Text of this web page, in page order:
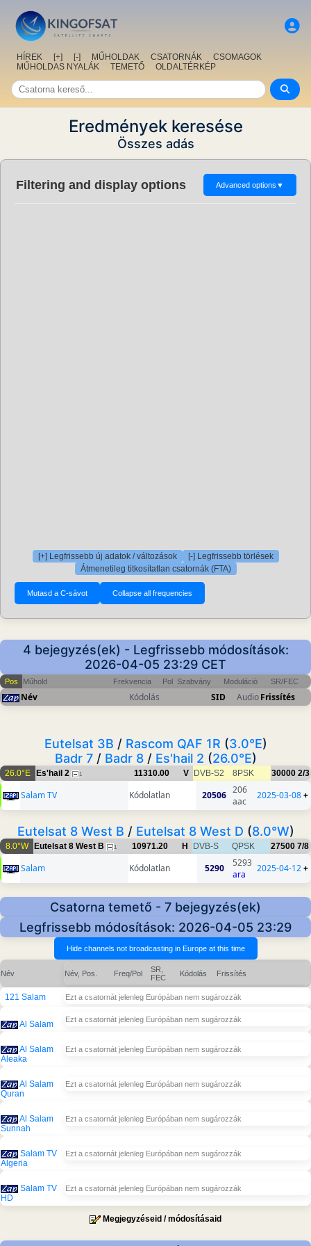
HÍREK [+] [-] MŰHOLDAK CSATORNÁK
CSOMAGOK
MŰHOLDAS NYALÁK
TEMETŐ OLDALTÉRKÉP
Eredmények keresése
Összes adás
Filtering and display options Advanced options ▼
[+] Legfrissebb új adatok / változások
[-] Legfrissebb törlések
Átmenetileg titkosítatlan csatornák (FTA)
4 bejegyzés(ek) - Legfrissebb módosítások:
2026-04-05 23:29 CET
Pos Műhold Frekvencia Pol Szabvány Moduláció SR/FEC
Név Kódolás SID AudioFrissítés
Eutelsat 3B / Rascom QAF 1R (3.0°E)
Badr 7/ Badr 8/ Es'hail 2 (26.0°E)
26.0°E Es'hail 2 1 11310.00 V DVB-S2 8PSK 30000 2/3
Salam TV Kódolatlan 20506 206
aac
2025-03-08+
Eutelsat 8 West B / Eutelsat 8 West D (8.0°W)
8.0°W Eutelsat 8 West B 1 10971.20 H DVB-S QPSK 27500 7/8
Salam Kódolatlan 5290
5293
ara
2025-04-12+
Csatorna temető - 7 bejegyzés(ek)
Legfrissebb módosítások: 2026-04-05 23:29
Név Név, Pos. Freq/Pol
SR,
FEC
Kódolás Frissítés
121 Salam Ezt a csatornát jelenleg Európában nem sugározzák
Al Salam Ezt a csatornát jelenleg Európában nem sugározzák
Al Salam
Aleaka
Ezt a csatornát jelenleg Európában nem sugározzák
Al Salam
Quran
Ezt a csatornát jelenleg Európában nem sugározzák
Al Salam
Sunnah
Ezt a csatornát jelenleg Európában nem sugározzák
Salam TV
Algeria
Ezt a csatornát jelenleg Európában nem sugározzák
Salam TV
HD
Ezt a csatornát jelenleg Európában nem sugározzák
Megjegyzéseid / módosításaid